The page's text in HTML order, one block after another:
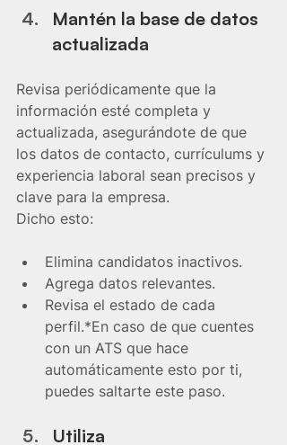
Mantén la base de datos
actualizada
Revisa periódicamente que la
información esté completa y
actualizada, asegurándote de que
los datos de contacto, currículums y
experiencia laboral sean precisos y
clave para la empresa.
Dicho esto:
Elimina candidatos inactivos.
Agrega datos relevantes.
Revisa el estado de cada
perfil.*En caso de que cuentes
con un ATS que hace
automáticamente esto por ti,
puedes saltarte este paso.
Utiliza